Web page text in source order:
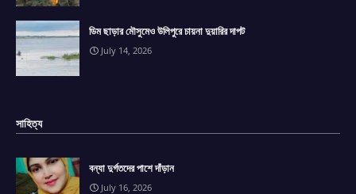
ডিম ছাড়ার মৌসুমেও উলিপুরে চায়না দুয়ারির দাপট
July 14, 2026
সাহিত্য
বন্যা দুর্গতদের পাশে দাঁড়ান
July 16, 2026